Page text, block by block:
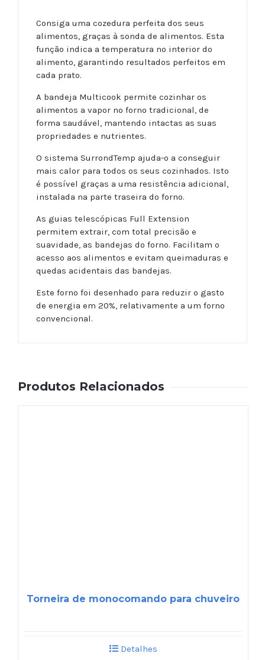
Consiga uma cozedura perfeita dos seus
alimentos, graças à sonda de alimentos. Esta
função indica a temperatura no interior do
alimento, garantindo resultados perfeitos em
cada prato.
A bandeja Multicook permite cozinhar os
alimentos a vapor no forno tradicional, de
forma saudável, mantendo intactas as suas
propriedades e nutrientes.
O sistema SurrondTemp ajuda-o a conseguir
mais calor para todos os seus cozinhados. Isto
é possível graças a uma resistência adicional,
instalada na parte traseira do forno.
As guias telescópicas Full Extension
permitem extrair, com total precisão e
suavidade, as bandejas do forno. Facilitam o
acesso aos alimentos e evitam queimaduras e
quedas acidentais das bandejas.
Este forno foi desenhado para reduzir o gasto
de energia em 20%, relativamente a um forno
convencional.
Produtos Relacionados
Torneira de monocomando para chuveiro
Detalhes